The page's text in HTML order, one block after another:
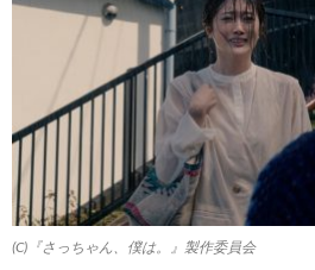
(C)『さっちゃん、僕は。』製作委員会